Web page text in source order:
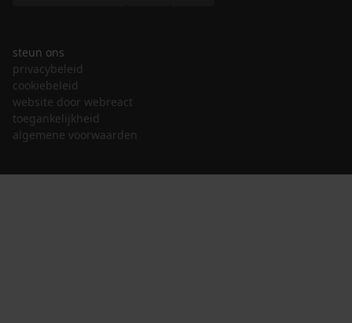
steun ons
privacybeleid
cookiebeleid
website door webreact
toegankelijkheid
algemene voorwaarden